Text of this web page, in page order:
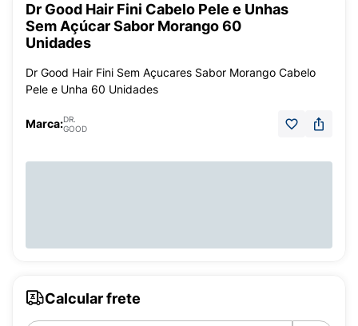
Dr Good Hair Fini Cabelo Pele e Unhas
Sem Açúcar Sabor Morango 60
Unidades
Dr Good Hair Fini Sem Açucares Sabor Morango Cabelo
Pele e Unha 60 Unidades
Marca:DR.
GOOD
Calcular frete